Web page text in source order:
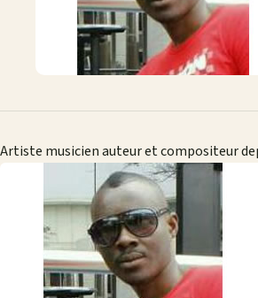
Artiste musicien auteur et compositeur